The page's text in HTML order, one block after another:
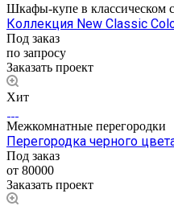
Шкафы-купе в классическом
Коллекция New Classic
Под заказ
по запросу
Заказать проект
Хит
Межкомнатные перегородки
Перегородка черного
Под заказ
от 80000
Заказать проект